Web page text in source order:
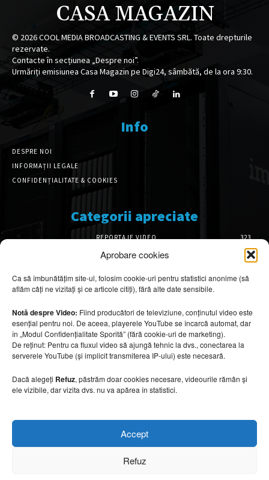
Aprobare cookies
Ca să îmbunătățim site-ul, folosim cookie-uri pentru statistici anonime (să
aflăm câți ne vizitați și ce articole citiți), fără alte date sensibile.
Notă despre Video: Fiind producători de televiziune, conținutul video este
esențial pentru noi. De aceea, playerele YouTube se încarcă automat, dar
în „Modul Confidențialitate Sporită” (fără cookie-uri de marketing).
De reținut: Pentru ca fluxul video să ajungă tehnic la dvs., conectarea la
serverele YouTube (și implicit transmiterea IP-ului) este necesară.
Dacă alegeți Refuz, păstrăm doar cookies necesare, videourile rămân și
ele vizibile, dar vizita dvs. nu va apărea în statistici.
Accept
Refuz
CASA MAGAZIN
© 2026COOL MEDIA BROADCASTING & EVENTS SRL. Toate drepturile
rezervate.
Contacte în secțiunea „Despre noi”.
Urmăriți emisiunea Casa Magazin pe Digi24, sâmbătă, de la ora 9:30.
Info
DESPRE NOI
INFORMAȚII LEGALE
CONFIDENȚIALITATE & COOKIES
Categorii apreciate
REPORTAJE VIDEO
323
AMENAJĂRI INTERIOARE
126
DESIGN INTERIOR
64
ARHITECTURĂ & DESIGN
OPINII & ANALIZE
43
Articole recomandate
Cele mai impresionante cabane moderne
7 august 2026
Ouse Valley Viaduct, construcția care
7 august 2026